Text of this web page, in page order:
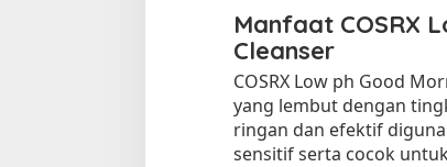
Manfaat COSRX
Cleanser
COSRX Low ph Good
yang lembut dengan
ringan dan efektif
sensitif serta cocok